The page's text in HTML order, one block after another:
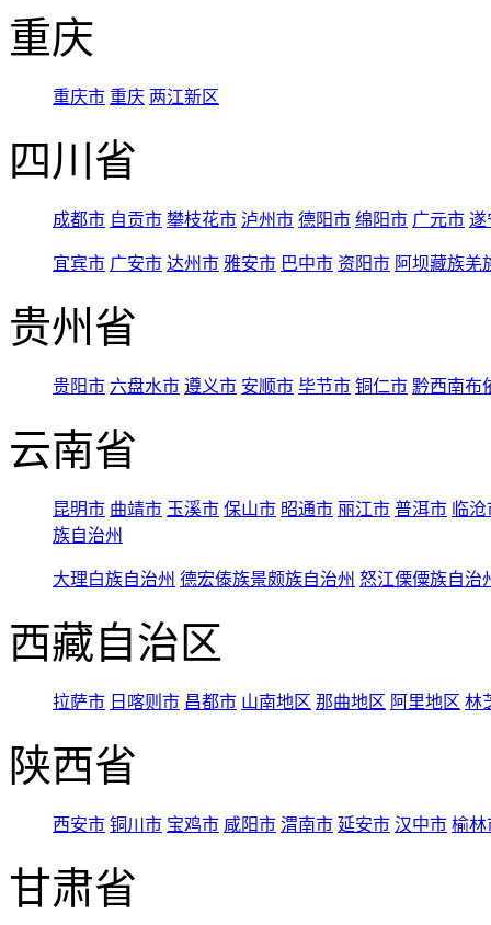
重庆
重庆市 重庆 两江新区
四川省
成都市 自贡市 攀枝花市 泸州市 德阳市 绵阳市 广元市 遂
宜宾市 广安市 达州市 雅安市 巴中市 资阳市 阿坝藏族羌
贵州省
贵阳市 六盘水市 遵义市 安顺市 毕节市 铜仁市 黔西南布
云南省
昆明市 曲靖市 玉溪市 保山市 昭通市 丽江市 普洱市 临
族自治州
大理白族自治州 德宏傣族景颇族自治州 怒江傈僳族自治
西藏自治区
拉萨市 日喀则市 昌都市 山南地区 那曲地区 阿里地区 林
陕西省
西安市 铜川市 宝鸡市 咸阳市 渭南市 延安市 汉中市 榆林
甘肃省